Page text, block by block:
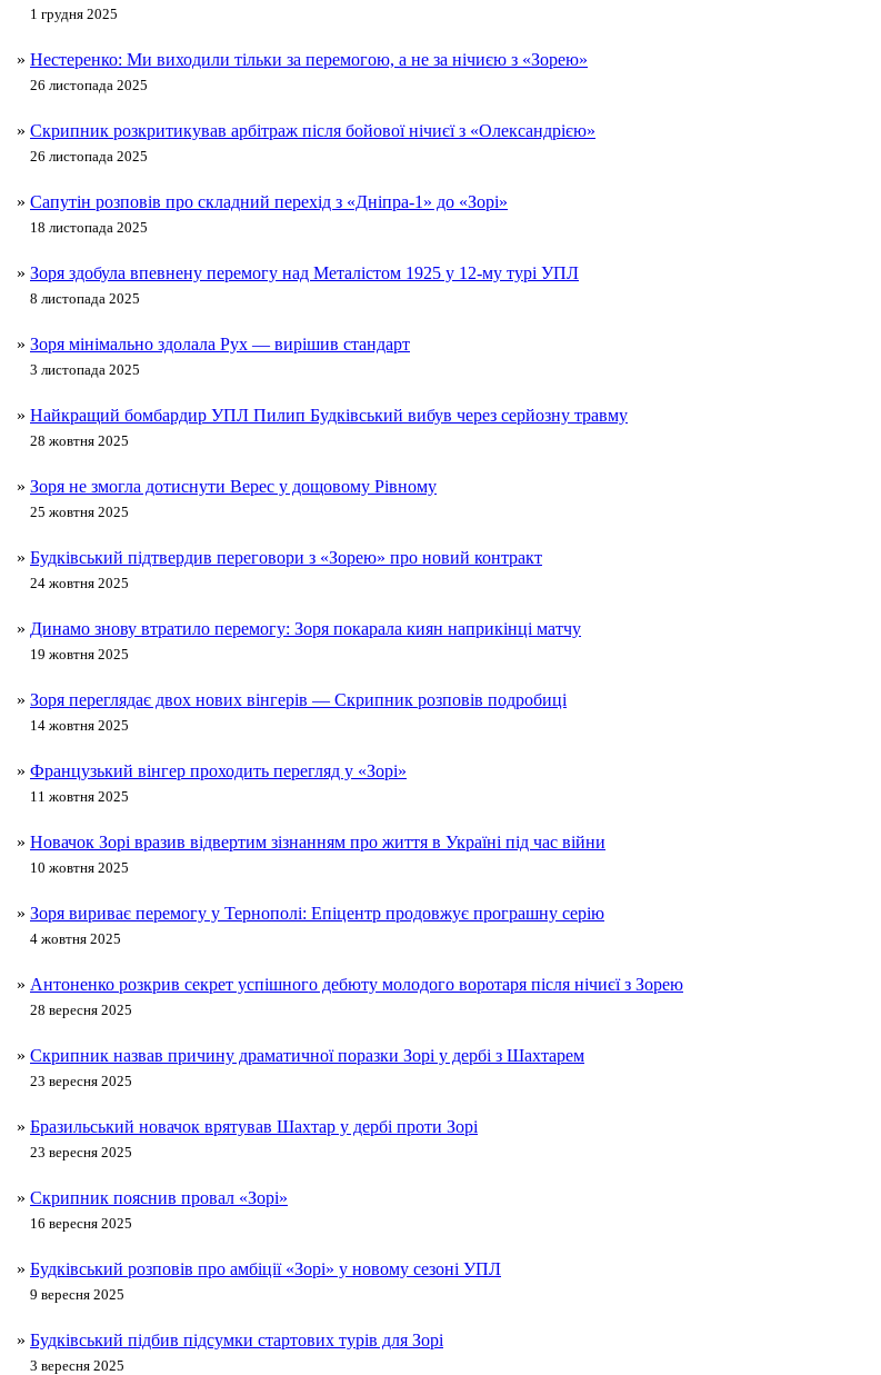
1 грудня 2025
» Нестеренко: Ми виходили тільки за перемогою, а не за нічиєю з «Зорею»
26 листопада 2025
» Скрипник розкритикував арбітраж після бойової нічиєї з «Олександрією»
26 листопада 2025
» Сапутін розповів про складний перехід з «Дніпра-1» до «Зорі»
18 листопада 2025
» Зоря здобула впевнену перемогу над Металістом 1925 у 12-му турі УПЛ
8 листопада 2025
» Зоря мінімально здолала Рух — вирішив стандарт
3 листопада 2025
» Найкращий бомбардир УПЛ Пилип Будківський вибув через серйозну травму
28 жовтня 2025
» Зоря не змогла дотиснути Верес у дощовому Рівному
25 жовтня 2025
» Будківський підтвердив переговори з «Зорею» про новий контракт
24 жовтня 2025
» Динамо знову втратило перемогу: Зоря покарала киян наприкінці матчу
19 жовтня 2025
» Зоря переглядає двох нових вінгерів — Скрипник розповів подробиці
14 жовтня 2025
» Французький вінгер проходить перегляд у «Зорі»
11 жовтня 2025
» Новачок Зорі вразив відвертим зізнанням про життя в Україні під час війни
10 жовтня 2025
» Зоря вириває перемогу у Тернополі: Епіцентр продовжує програшну серію
4 жовтня 2025
» Антоненко розкрив секрет успішного дебюту молодого воротаря після нічиєї з Зорею
28 вересня 2025
» Скрипник назвав причину драматичної поразки Зорі у дербі з Шахтарем
23 вересня 2025
» Бразильський новачок врятував Шахтар у дербі проти Зорі
23 вересня 2025
» Скрипник пояснив провал «Зорі»
16 вересня 2025
» Будківський розповів про амбіції «Зорі» у новому сезоні УПЛ
9 вересня 2025
» Будківський підбив підсумки стартових турів для Зорі
3 вересня 2025